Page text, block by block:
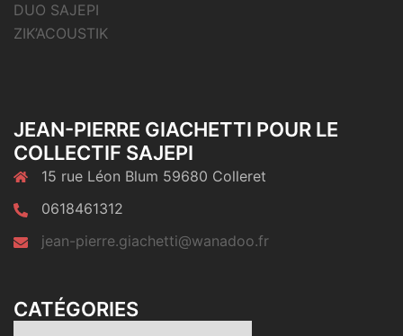
DUO SAJEPI
ZIK’ACOUSTIK
JEAN-PIERRE GIACHETTI POUR LE
COLLECTIF SAJEPI
15 rue Léon Blum 59680 Colleret
0618461312
jean-pierre.giachetti@wanadoo.fr
CATÉGORIES